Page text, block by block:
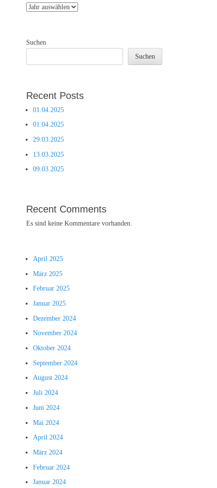
Suchen
Suchen
Recent Posts
01.04.2025
01.04.2025
29.03.2025
13.03.2025
09.03.2025
Recent Comments
Es sind keine Kommentare vorhanden.
April 2025
März 2025
Februar 2025
Januar 2025
Dezember 2024
November 2024
Oktober 2024
September 2024
August 2024
Juli 2024
Juni 2024
Mai 2024
April 2024
März 2024
Februar 2024
Januar 2024